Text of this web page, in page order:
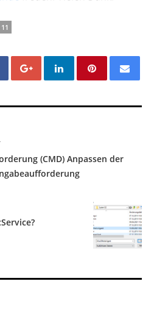
(CMD) Anpassen der